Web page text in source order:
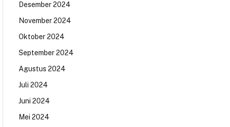
Desember 2024
November 2024
Oktober 2024
September 2024
Agustus 2024
Juli 2024
Juni 2024
Mei 2024